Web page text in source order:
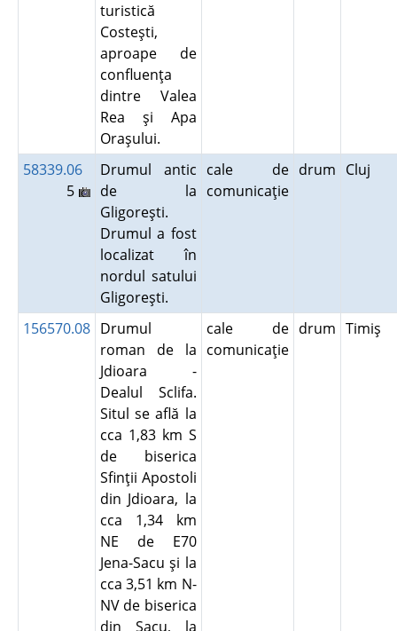
turistică
Costeşti,
aproape de
confluenţa
dintre Valea
Rea şi Apa
Oraşului.
58339.06
5
Drumul antic
de la
Gligoreşti.
Drumul a fost
localizat în
nordul satului
Gligoreşti.
cale de
comunicaţie
drum Cluj
156570.08 Drumul
roman de la
Jdioara -
Dealul Sclifa.
Situl se află la
cca 1,83 km S
de biserica
Sfinţii Apostoli
din Jdioara, la
cca 1,34 km
NE de E70
Jena-Sacu şi la
cca 3,51 km N-
NV de biserica
din Sacu, la
cale de
comunicaţie
drum Timiş